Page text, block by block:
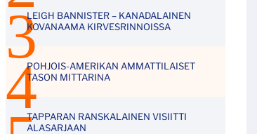
LEIGH BANNISTER – KANADALAINEN
KOVANAAMA KIRVESRINNOISSA
POHJOIS-AMERIKAN AMMATTILAISET
TASON MITTARINA
TAPPARAN RANSKALAINEN VISIITTI
ALASARJAAN